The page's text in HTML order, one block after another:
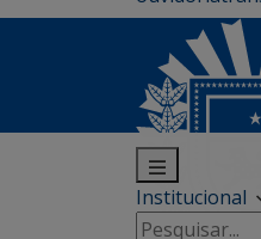
Institucional
Pesquisar